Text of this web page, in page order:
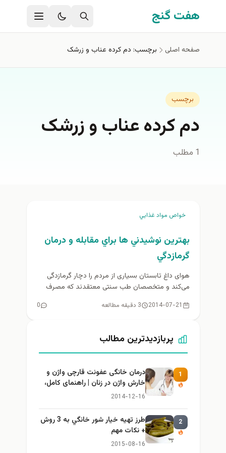
رفتن به محتوای اصلی
هفت گنج
صفحه اصلی برچسب: دم کرده عناب و زرشک
برچسب
دم کرده عناب و زرشک
1 مطلب
خواص مواد غذايي
بهترين نوشيدني ها براي مقابله و درمان
گرمازدگي
هوای داغ تابستان بسیاری از مردم را دچار گرمازدگی
می‌کند و متخصصان طب سنتی معتقدند که مصرف
2014-07-21 3 دقیقه مطالعه 0
پربازدیدترین مطالب
1
درمان خانگی عفونت قارچی واژن و
خارش واژن در زنان | راهنمای کامل،
ایمن و کاربردی
2014-12-16
2
طرز تهيه خیار شور خانگي به 3 روش
+ نكات مهم
2015-08-16